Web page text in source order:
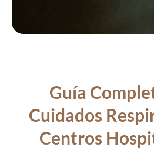
Guía
Cuidados
Centros